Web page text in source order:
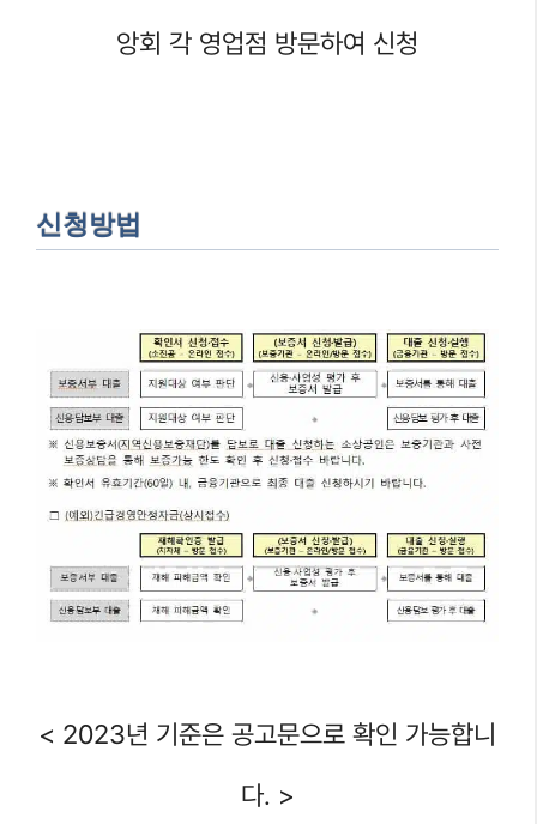
앙회 각 영업점 방문하여 신청
신청방법
< 2023년 기준은 공고문으로 확인 가능합니
다. >